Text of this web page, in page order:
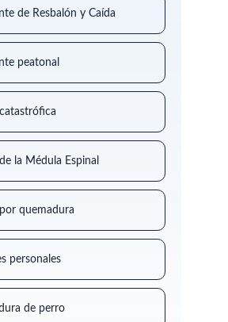
de Resbalón y Caída
peatonal
la Médula Espinal
quemadura
personales
de perro